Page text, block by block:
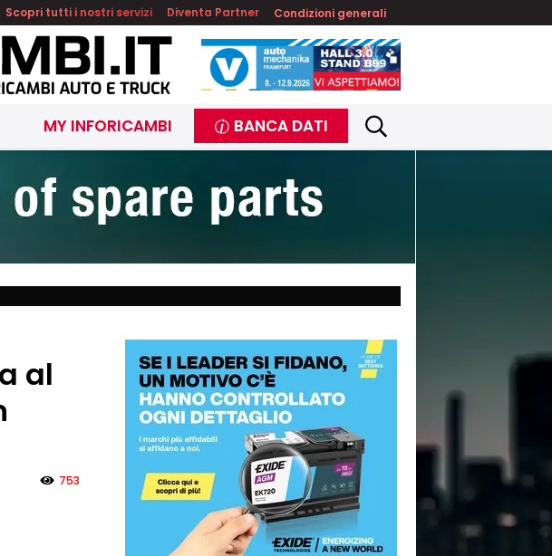
Scopri tutti i nostri servizi Diventa Partner Condizioni generali
MY INFORICAMBI BANCA DATI
al
753